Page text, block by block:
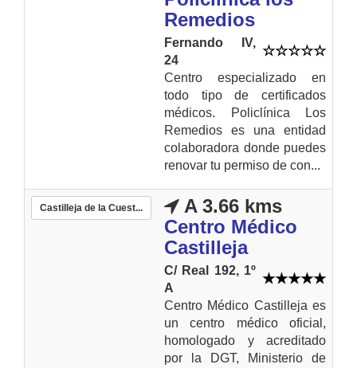
Remedios
Fernando IV,
24
Centro especializado en
todo tipo de certificados
médicos. Policlínica Los
Remedios es una entidad
colaboradora donde puedes
renovar tu permiso de con...
Castilleja de la Cuest...
A 3.66 kms
Centro Médico
Castilleja
C/ Real 192, 1º
A
Centro Médico Castilleja es
un centro médico oficial,
homologado y acreditado
por la DGT, Ministerio de